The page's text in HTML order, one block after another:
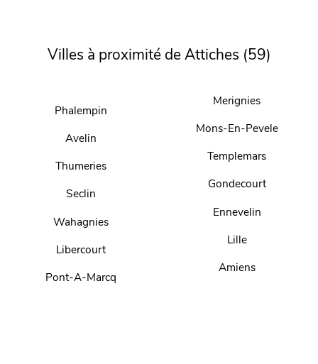
Villes à proximité de Attiches (59)
Phalempin
Avelin
Thumeries
Seclin
Wahagnies
Libercourt
Pont-A-Marcq
Merignies
Mons-En-Pevele
Templemars
Gondecourt
Ennevelin
Lille
Amiens